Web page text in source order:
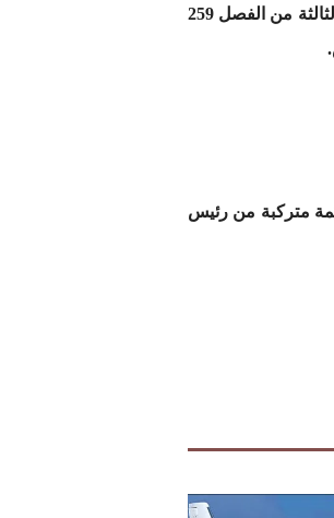
البيع النهائي وتسليمه المبيع مقابل توصلها بباقي الثمن ورتبت على ذلك ما توصلت إليه من نتيجة تكون بذلك قد طبقت مقتضيات الفقرة الثالثة من الفصل 259
متركبة من رئيس